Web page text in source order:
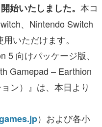
始いたしました。 本コ
、Nintendo Switch
いただけます。
5 向けパッケージ版、
Gamepad – Earthion
ン）』は、本日より
）および各小